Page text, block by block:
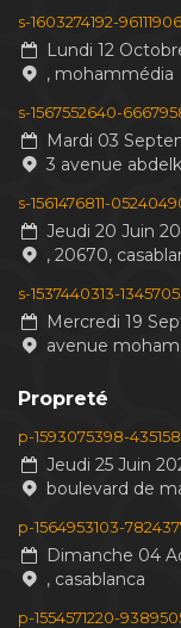
s-1603274192-96111906
Lundi 12
, mohammédia
s-1567552640-
Mardi 03
3 avenue
s-1561476811-
Jeudi 20 Juin
, 20670,
s-1537440313-
Mercredi 19
avenue
Propreté
p-1593075398-
Jeudi 25 Juin
boulevard de
p-1564953103-
Dimanche 04
, casablanca
p-1554571220-